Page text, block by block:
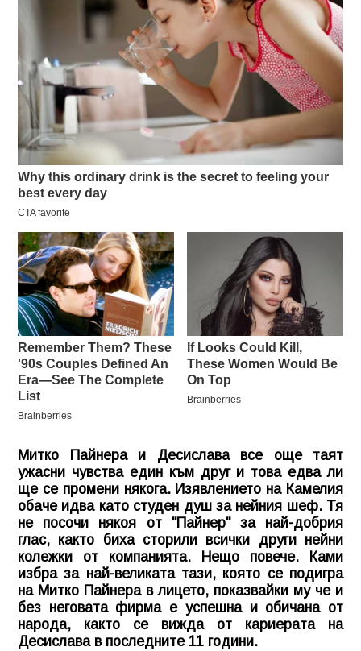
Митко Пайнера и Десислава все още таят
ужасни чувства един към друг и това едва ли
ще се промени някога. Изявлението на Камелия
обаче идва като студен душ за нейния шеф. Тя
не посочи някоя от "Пайнер" за най-добрия
глас, както биха сторили всички други нейни
колежки от компанията. Нещо повече. Ками
избра за най-великата тази, която се подигра
на Митко Пайнера в лицето, показвайки му че и
без неговата фирма е успешна и обичана от
народа, както се вижда от кариерата на
Десислава в последните 11 години.